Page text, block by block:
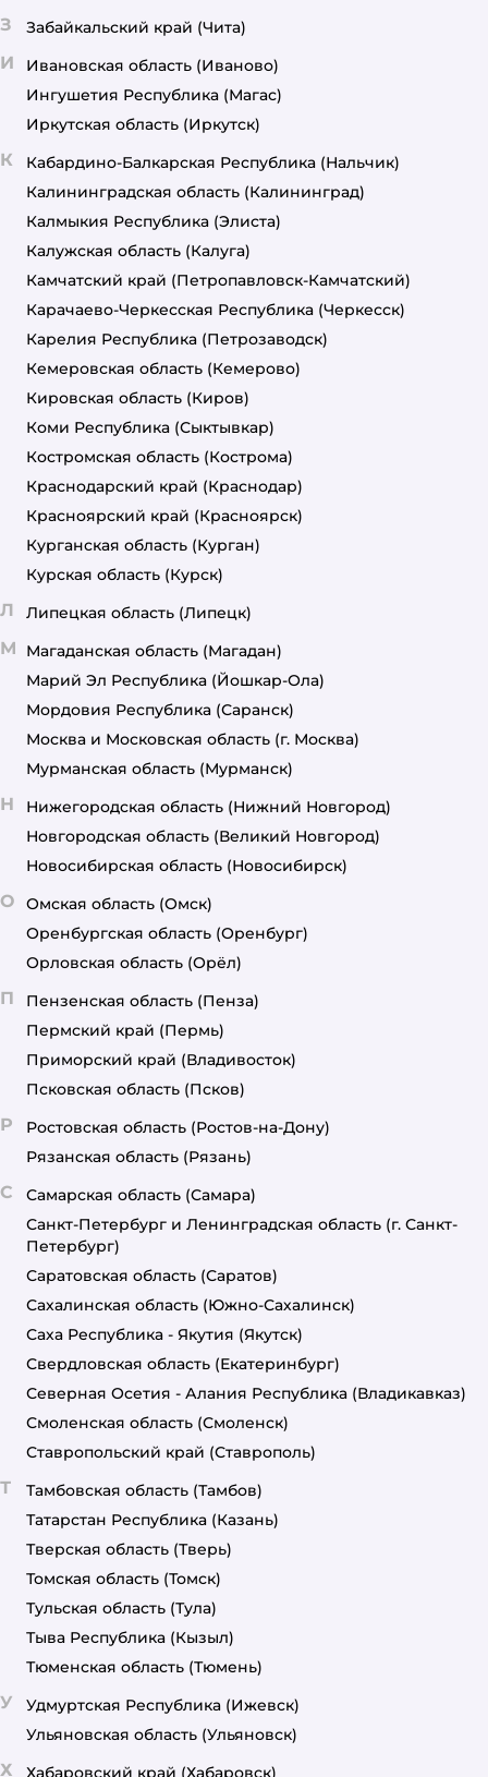
З Забайкальский край (Чита)
И Ивановская область (Иваново)
Ингушетия Республика (Магас)
Иркутская область (Иркутск)
К Кабардино-Балкарская Республика (Нальчик)
Калининградская область (Калининград)
Калмыкия Республика (Элиста)
Калужская область (Калуга)
Камчатский край (Петропавловск-Камчатский)
Карачаево-Черкесская Республика (Черкесск)
Карелия Республика (Петрозаводск)
Кемеровская область (Кемерово)
Кировская область (Киров)
Коми Республика (Сыктывкар)
Костромская область (Кострома)
Краснодарский край (Краснодар)
Красноярский край (Красноярск)
Курганская область (Курган)
Курская область (Курск)
Л Липецкая область (Липецк)
М Магаданская область (Магадан)
Марий Эл Республика (Йошкар-Ола)
Мордовия Республика (Саранск)
Москва и Московская область (г. Москва)
Мурманская область (Мурманск)
Н Нижегородская область (Нижний Новгород)
Новгородская область (Великий Новгород)
Новосибирская область (Новосибирск)
О Омская область (Омск)
Оренбургская область (Оренбург)
Орловская область (Орёл)
П Пензенская область (Пенза)
Пермский край (Пермь)
Приморский край (Владивосток)
Псковская область (Псков)
Р Ростовская область (Ростов-на-Дону)
Рязанская область (Рязань)
С Самарская область (Самара)
Санкт-Петербург и Ленинградская область (г. Санкт-
Петербург)
Саратовская область (Саратов)
Сахалинская область (Южно-Сахалинск)
Саха Республика - Якутия (Якутск)
Свердловская область (Екатеринбург)
Северная Осетия - Алания Республика (Владикавказ)
Смоленская область (Смоленск)
Ставропольский край (Ставрополь)
Т Тамбовская область (Тамбов)
Татарстан Республика (Казань)
Тверская область (Тверь)
Томская область (Томск)
Тульская область (Тула)
Тыва Республика (Кызыл)
Тюменская область (Тюмень)
У Удмуртская Республика (Ижевск)
Ульяновская область (Ульяновск)
Х Хабаровский край (Хабаровск)